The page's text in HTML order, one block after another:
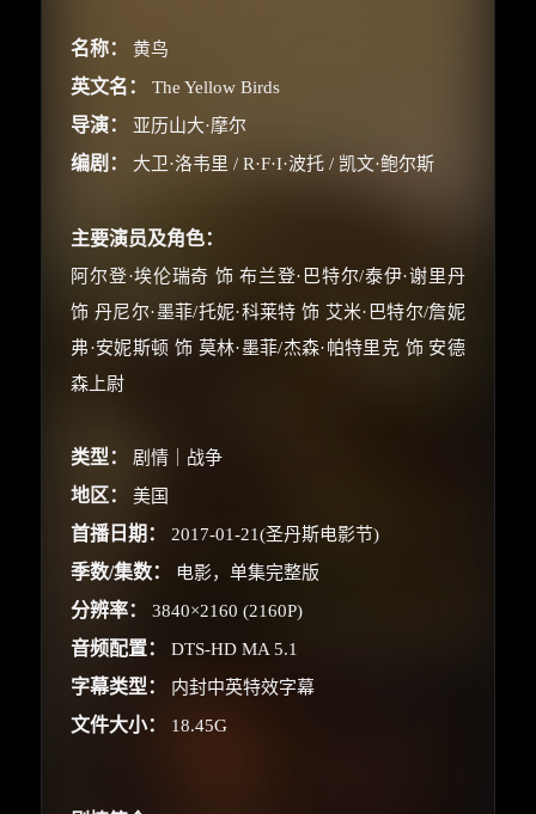
名称： 黄鸟
英文名： The Yellow Birds
导演： 亚历山大·摩尔
编剧： 大卫·洛韦里 / R·F·I·波托 / 凯文·鲍尔斯
主要演员及角色：
阿尔登·埃伦瑞奇 饰 布兰登·巴特尔/泰伊·谢里丹
饰 丹尼尔·墨菲/托妮·科莱特 饰 艾米·巴特尔/詹妮
弗·安妮斯顿 饰 莫林·墨菲/杰森·帕特里克 饰 安德
森上尉
类型： 剧情｜战争
地区： 美国
首播日期： 2017-01-21(圣丹斯电影节)
季数/集数： 电影，单集完整版
分辨率： 3840×2160 (2160P)
音频配置： DTS-HD MA 5.1
字幕类型： 内封中英特效字幕
文件大小： 18.45G